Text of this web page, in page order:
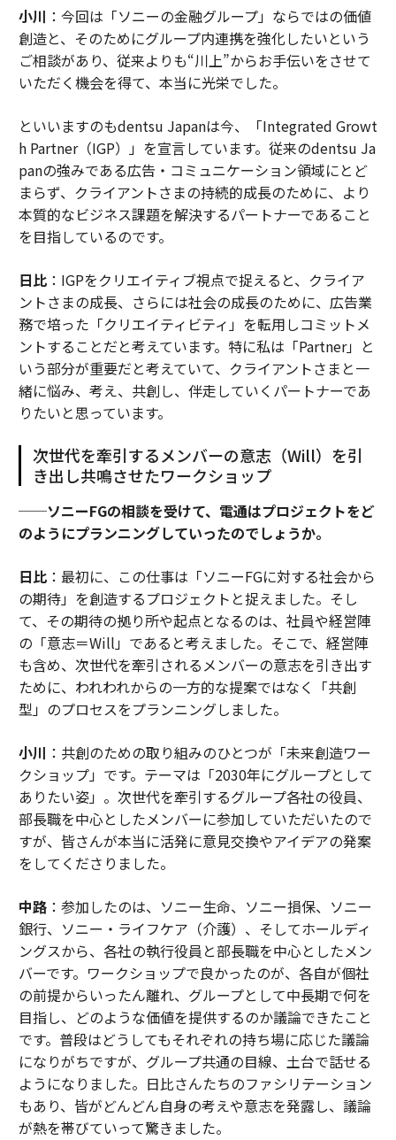
小川 ：今回は「ソニーの金融グループ」ならではの価値
創造と、そのためにグループ内連携を強化したいという
ご相談があり、従来よりも“川上”からお手伝いをさせて
いただく機会を得て、本当に光栄でした。
といいますのもdentsu Japanは今、「Integrated Growt
h Partner（IGP）」を宣言しています。従来のdentsu Ja
panの強みである広告・コミュニケーション領域にとど
まらず、クライアントさまの持続的成長のために、より
本質的なビジネス課題を解決するパートナーであること
を目指しているのです。
日比：IGPをクリエイティブ視点で捉えると、クライア
ントさまの成長、さらには社会の成長のために、広告業
務で培った「クリエイティビティ」を転用しコミットメ
ントすることだと考えています。特に私は「Partner」と
いう部分が重要だと考えていて、クライアントさまと一
緒に悩み、考え、共創し、伴走していくパートナーであ
りたいと思っています。
次世代を牽引するメンバーの意志（Will）を引
き出し共鳴させたワークショップ
──ソニーFGの相談を受けて、電通はプロジェクトをど
のようにプランニングしていったのでしょうか。
日比：最初に、この仕事は「ソニーFGに対する社会から
の期待」を創造するプロジェクトと捉えました。そし
て、その期待の拠り所や起点となるのは、社員や経営陣
の「意志＝Will」であると考えました。そこで、経営陣
も含め、次世代を牽引されるメンバーの意志を引き出す
ために、われわれからの一方的な提案ではなく「共創
型」のプロセスをプランニングしました。
小川 ：共創のための取り組みのひとつが「未来創造ワー
クショップ」です。テーマは「2030年にグループとして
ありたい姿」。次世代を牽引するグループ各社の役員、
部長職を中心としたメンバーに参加していただいたので
すが、皆さんが本当に活発に意見交換やアイデアの発案
をしてくださりました。
中路：参加したのは、ソニー生命、ソニー損保、ソニー
銀行、ソニー・ライフケア（介護）、そしてホールディ
ングスから、各社の執行役員と部長職を中心としたメン
バーです。ワークショップで良かったのが、各自が個社
の前提からいったん離れ、グループとして中長期で何を
目指し、どのような価値を提供するのか議論できたこと
です。普段はどうしてもそれぞれの持ち場に応じた議論
になりがちですが、グループ共通の目線、土台で話せる
ようになりました。日比さんたちのファシリテーション
もあり、皆がどんどん自身の考えや意志を発露し、議論
が熱を帯びていって驚きました。